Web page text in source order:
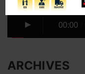
00:00
ARCHIVES